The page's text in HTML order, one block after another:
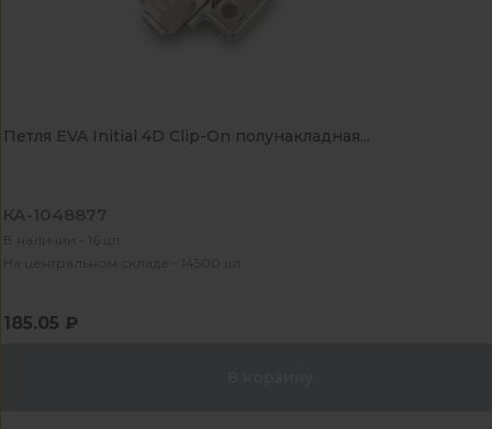
Петля EVA Initial 4D Clip-On полунакладная...
КА-1048877
В наличии - 16 шт
На центральном складе - 14500 шт
185.05 ₽